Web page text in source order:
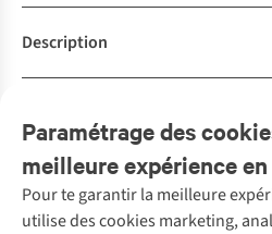
Description
Paramétrage des
meilleure expérience
Pour te garantir la meilleure
utilise des cookies marketing,
Service client